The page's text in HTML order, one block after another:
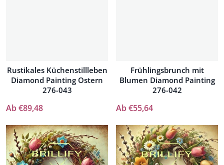
Rustikales Küchenstillleben
Diamond Painting Ostern
276-043
Ab €89,48
Frühlingsbrunch mit
Blumen Diamond Painting
276-042
Ab €55,64